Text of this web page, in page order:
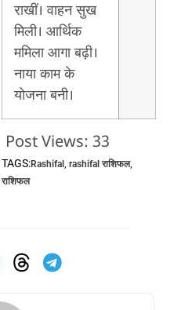
राखीं। वाहन सुख
मिली। आर्थिक
ममिला आगा बढ़ी।
नाया काम के
योजना बनी।
Post Views: 33
TAGS:Rashifal, rashifal राशिफल,
राशिफल